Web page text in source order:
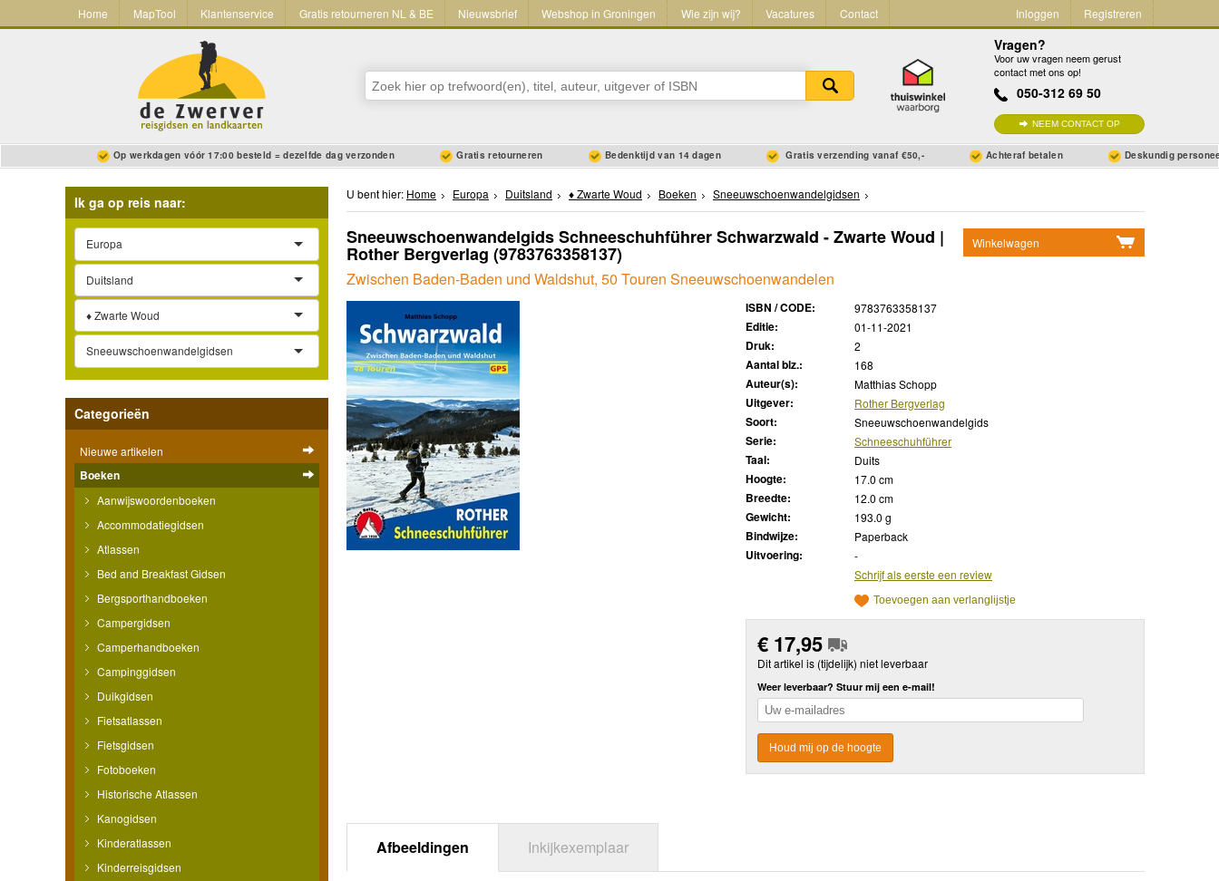
Home MapTool Klantenservice Gratis retourneren NL & BE Nieuwsbrief Webshop in Groningen Wie zijn wij? Vacatures Contact Inloggen Registreren
Vragen?
Voor uw vragen neem gerust
contact met ons op!
050-312 69 50
NEEM CONTACT OP
Op werkdagen vóór 17:00 besteld = dezelfde dag verzonden Gratis retourneren Bedenktijd van 14 dagen Gratis verzending vanaf €50,- Achteraf betalen Deskundig
Ik ga op reis naar:
Europa
Duitsland
♦ Zwarte Woud
Sneeuwschoenwandelgidsen
Categorieën
Nieuwe artikelen
Boeken
Aanwijswoordenboeken
Accommodatiegidsen
Atlassen
Bed and Breakfast Gidsen
Bergsporthandboeken
Campergidsen
Camperhandboeken
Campinggidsen
Duikgidsen
Fietsatlassen
Fietsgidsen
Fotoboeken
Historische Atlassen
Kanogidsen
Kinderatlassen
Kinderreisgidsen
U bent hier: Home Europa Duitsland ♦ Zwarte Woud Boeken Sneeuwschoenwandelgidsen
Winkelwagen
Sneeuwschoenwandelgids Schneeschuhführer Schwarzwald - Zwarte Woud |
Rother Bergverlag (9783763358137)
Zwischen Baden-Baden und Waldshut, 50 Touren Sneeuwschoenwandelen
ISBN / CODE: 9783763358137
Editie: 01-11-2021
Druk: 2
Aantal blz.: 168
Auteur(s): Matthias Schopp
Uitgever: Rother Bergverlag
Soort: Sneeuwschoenwandelgids
Serie: Schneeschuhführer
Taal: Duits
Hoogte: 17.0 cm
Breedte: 12.0 cm
Gewicht: 193.0 g
Bindwijze: Paperback
Uitvoering:
-
Schrijf als eerste een review
Toevoegen aan verlanglijstje
€ 17,95
Dit artikel is (tijdelijk) niet leverbaar
Weer leverbaar? Stuur mij een e-mail!
Houd mij op de hoogte
Afbeeldingen Inkijkexemplaar